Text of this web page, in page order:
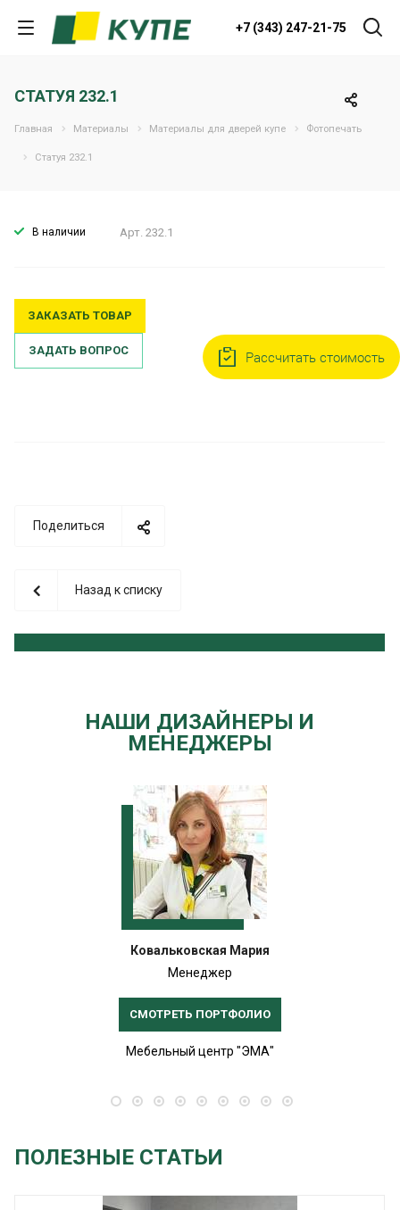
+7 (343) 247-21-75
СТАТУЯ 232.1
Главная Материалы Материалы для дверей купе Фотопечать
Статуя 232.1
В наличии Арт. 232.1
ЗАКАЗАТЬ ТОВАР
ЗАДАТЬ ВОПРОС
Поделиться
Назад к списку
НАШИ ДИЗАЙНЕРЫ И
МЕНЕДЖЕРЫ
Ковальковская Мария
Менеджер
СМОТРЕТЬ ПОРТФОЛИО
Мебельный центр "ЭМА"
ПОЛЕЗНЫЕ СТАТЬИ
Рассчитать стоимость